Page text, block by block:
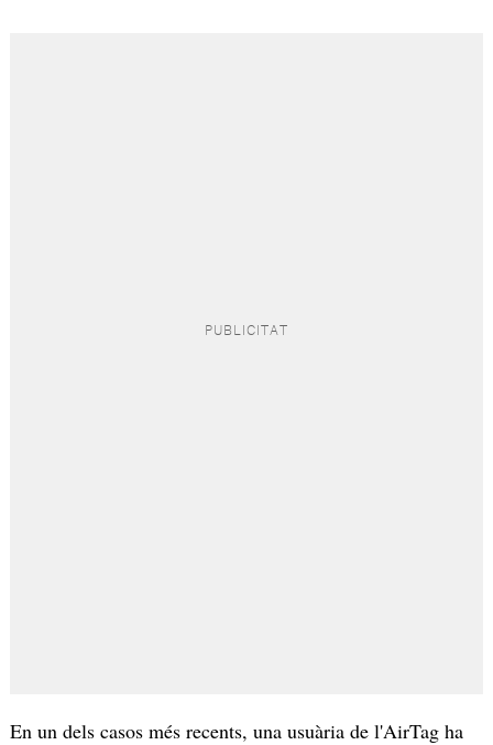
En un dels casos més recents, una usuària de l'AirTag ha